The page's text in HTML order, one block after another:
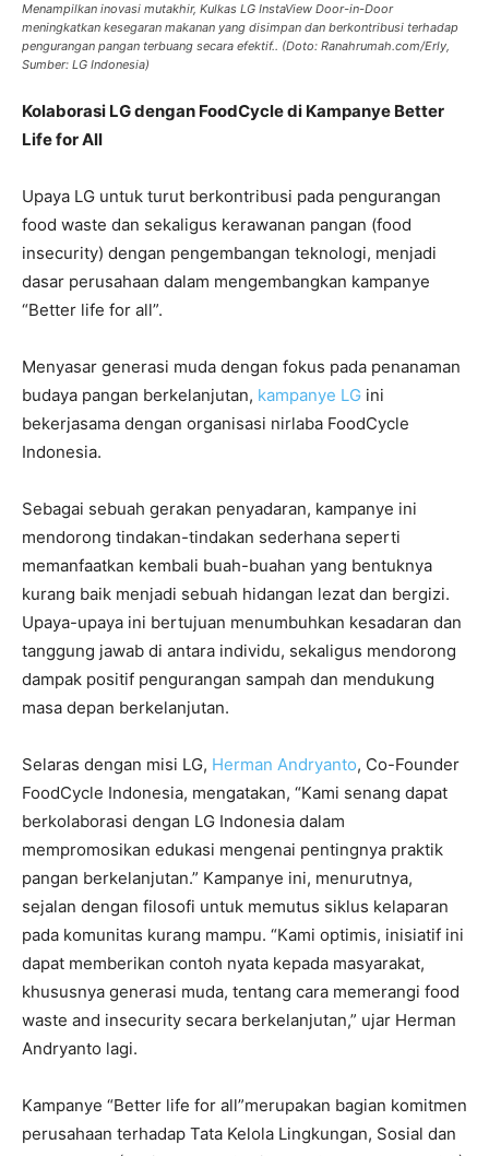
Menampilkan inovasi mutakhir, Kulkas LG InstaView Door-in-Door
meningkatkan kesegaran makanan yang disimpan dan berkontribusi terhadap
pengurangan pangan terbuang secara efektif.. (Doto: Ranahrumah.com/Erly,
Sumber: LG Indonesia)
Kolaborasi LG dengan FoodCycle di Kampanye Better
Life for All
Upaya LG untuk turut berkontribusi pada pengurangan
food waste dan sekaligus kerawanan pangan (food
insecurity) dengan pengembangan teknologi, menjadi
dasar perusahaan dalam mengembangkan kampanye
“Better life for all”.
Menyasar generasi muda dengan fokus pada penanaman
budaya pangan berkelanjutan, kampanye LG ini
bekerjasama dengan organisasi nirlaba FoodCycle
Indonesia.
Sebagai sebuah gerakan penyadaran, kampanye ini
mendorong tindakan-tindakan sederhana seperti
memanfaatkan kembali buah-buahan yang bentuknya
kurang baik menjadi sebuah hidangan lezat dan bergizi.
Upaya-upaya ini bertujuan menumbuhkan kesadaran dan
tanggung jawab di antara individu, sekaligus mendorong
dampak positif pengurangan sampah dan mendukung
masa depan berkelanjutan.
Selaras dengan misi LG, Herman Andryanto, Co-Founder
FoodCycle Indonesia, mengatakan, “Kami senang dapat
berkolaborasi dengan LG Indonesia dalam
mempromosikan edukasi mengenai pentingnya praktik
pangan berkelanjutan.” Kampanye ini, menurutnya,
sejalan dengan filosofi untuk memutus siklus kelaparan
pada komunitas kurang mampu. “Kami optimis, inisiatif ini
dapat memberikan contoh nyata kepada masyarakat,
khususnya generasi muda, tentang cara memerangi food
waste and insecurity secara berkelanjutan,” ujar Herman
Andryanto lagi.
Kampanye “Better life for all”merupakan bagian komitmen
perusahaan terhadap Tata Kelola Lingkungan, Sosial dan